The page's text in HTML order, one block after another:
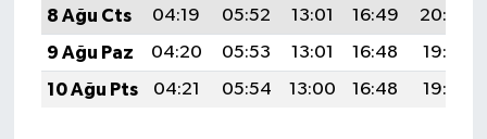
8 Ağu Cts
04:19 05:52 13:01 16:49
20:00
9 Ağu Paz
04:20 05:53 13:01 16:48
19:58
10 Ağu Pts
04:21 05:54 13:00 16:48 19:57